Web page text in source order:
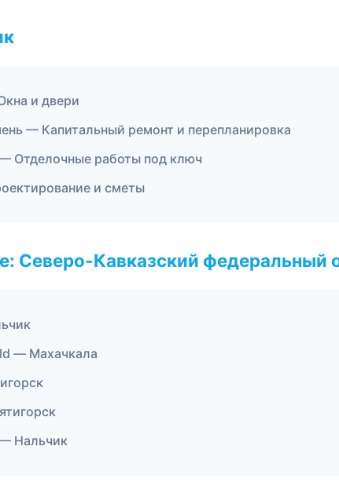
и двери
— Капитальный ремонт и перепланировка
Отделочные работы под ключ
и сметы
Северо-Кавказский федеральный
— Махачкала
Нальчик